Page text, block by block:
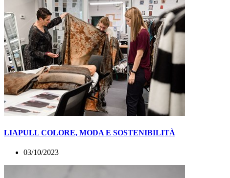
LIAPULL COLORE, MODA E SOSTENIBILITÀ
03/10/2023